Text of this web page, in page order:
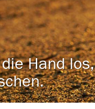
Hand los,